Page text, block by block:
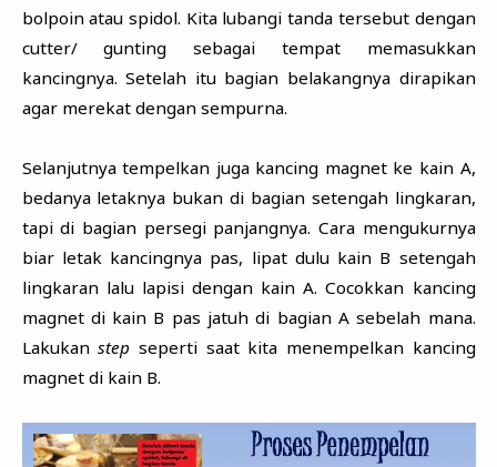
bolpoin atau spidol. Kita lubangi tanda tersebut dengan
cutter/ gunting sebagai tempat memasukkan
kancingnya. Setelah itu bagian belakangnya dirapikan
agar merekat dengan sempurna.
Selanjutnya tempelkan juga kancing magnet ke kain A,
bedanya letaknya bukan di bagian setengah lingkaran,
tapi di bagian persegi panjangnya. Cara mengukurnya
biar letak kancingnya pas, lipat dulu kain B setengah
lingkaran lalu lapisi dengan kain A. Cocokkan kancing
magnet di kain B pas jatuh di bagian A sebelah mana.
Lakukanstep seperti saat kita menempelkan kancing
magnet di kain B.